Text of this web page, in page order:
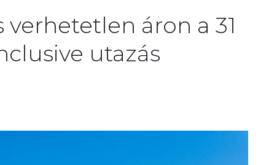
áron a 31
utazás